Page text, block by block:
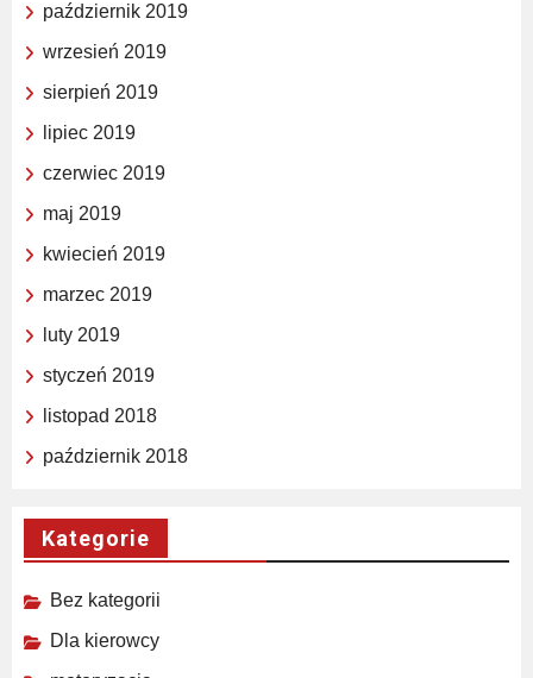
październik 2019
wrzesień 2019
sierpień 2019
lipiec 2019
czerwiec 2019
maj 2019
kwiecień 2019
marzec 2019
luty 2019
styczeń 2019
listopad 2018
październik 2018
Kategorie
Bez kategorii
Dla kierowcy